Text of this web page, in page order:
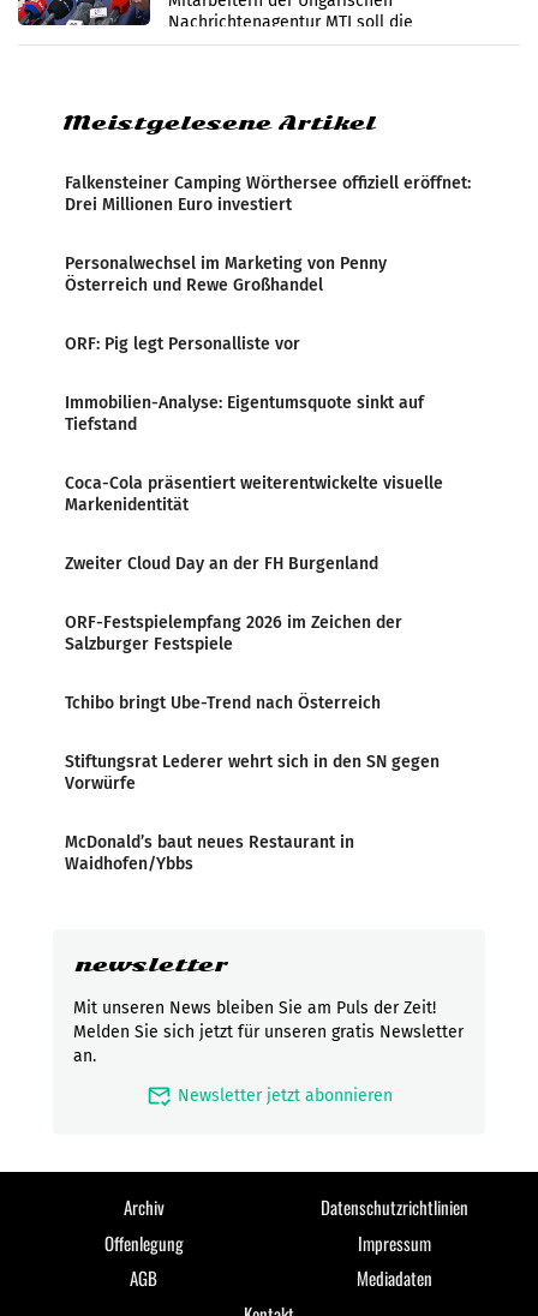
Nachrichtenagentur MTI soll die
systematische Nachrichten-Manipulation und
Meistgelesene Artikel
Falkensteiner Camping Wörthersee offiziell eröffnet:
Drei Millionen Euro investiert
Personalwechsel im Marketing von Penny
Österreich und Rewe Großhandel
ORF: Pig legt Personalliste vor
Immobilien-Analyse: Eigentumsquote sinkt auf
Tiefstand
Coca-Cola präsentiert weiterentwickelte visuelle
Markenidentität
Zweiter Cloud Day an der FH Burgenland
ORF-Festspielempfang 2026 im Zeichen der
Salzburger Festspiele
Tchibo bringt Ube-Trend nach Österreich
Stiftungsrat Lederer wehrt sich in den SN gegen
Vorwürfe
McDonald’s baut neues Restaurant in
Waidhofen/Ybbs
newsletter
Mit unseren News bleiben Sie am Puls der Zeit!
Melden Sie sich jetzt für unseren gratis Newsletter
an.
mark_email_read Newsletter jetzt abonnieren
Archiv
Datenschutzrichtlinien
Offenlegung
Impressum
AGB
Mediadaten